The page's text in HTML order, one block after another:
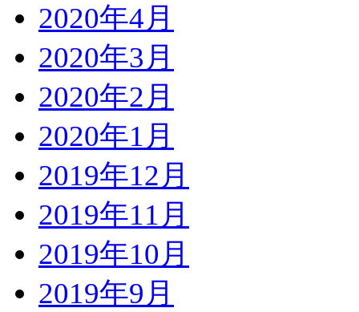
2020年4月
2020年3月
2020年2月
2020年1月
2019年12月
2019年11月
2019年10月
2019年9月